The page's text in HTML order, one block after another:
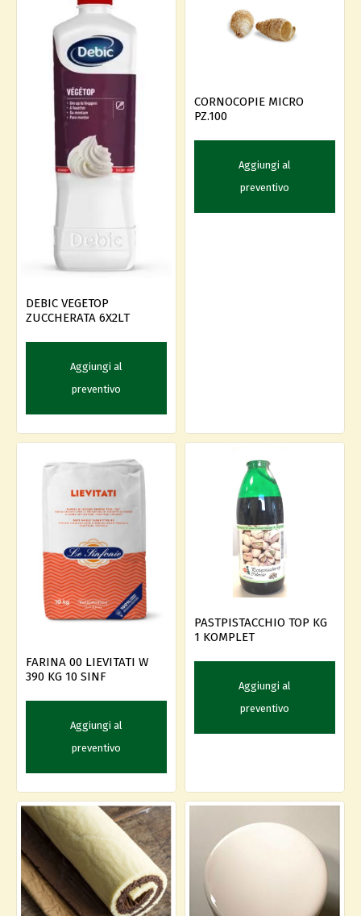
DEBIC VEGETOP
ZUCCHERATA 6X2LT
Aggiungi al
preventivo
CORNOCOPIE MICRO
PZ.100
Aggiungi al
preventivo
FARINA 00 LIEVITATI W
390 KG 10 SINF
Aggiungi al
preventivo
PASTPISTACCHIO TOP KG
1 KOMPLET
Aggiungi al
preventivo